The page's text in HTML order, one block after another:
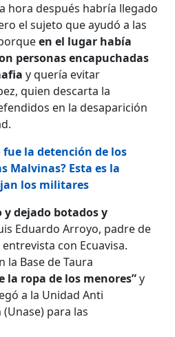
hora después habría llegado
el sujeto que ayudó a las
en el lugar había
personas encapuchadas
y quería evitar
quien descarta la
en la desaparición
fue la detención de los
Malvinas? Esta es la
los militares
y dejado botados y
Eduardo Arroyo, padre de
con Ecuavisa.
la Base de Taura
la ropa de los menores”y
a la Unidad Anti
para las